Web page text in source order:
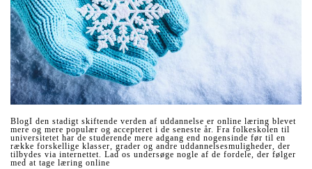
BlogI den stadigt skiftende verden af uddannelse er online læring blevet
mere og mere populær og accepteret i de seneste år. Fra folkeskolen til
universitetet har de studerende mere adgang end nogensinde før til en
række forskellige klasser, grader og andre uddannelsesmuligheder, der
tilbydes via internettet. Lad os undersøge nogle af de fordele, der følger
med at tage læring online